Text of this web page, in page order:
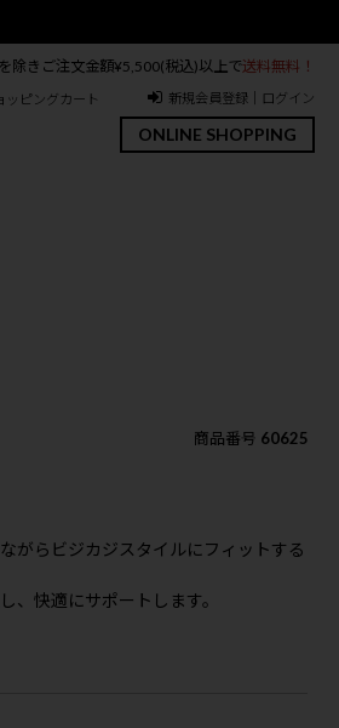
ONLINE SHOPPING
除きご注文金額¥5,500(税込)以上で送料無料！
ッピングカート 新規会員登録｜ログイン
商品番号 60625
がらビジカジスタイルにフィットする
、快適にサポートします。